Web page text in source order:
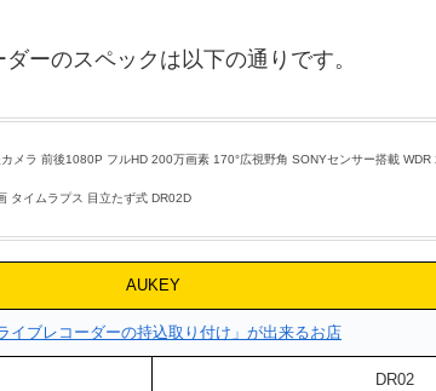
ーのスペックは以下の通りです。
メラ 前後1080P フルHD 200万画素 170°広視野角 SONYセンサー搭載
タイムラプス 目立たず式 DR02D
AUKEY
イブレコーダーの持込取り付け」が出来るお店
DR02